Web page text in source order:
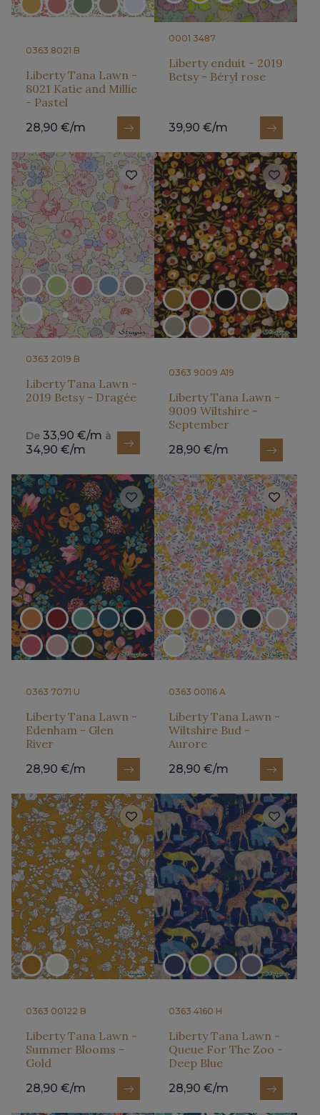
0363 8021 B
Liberty Tana Lawn -
8021 Katie and Millie
- Pastel
28,90 €/m
0001 3487
Liberty enduit - 2019
Betsy - Béryl rose
39,90 €/m
0363 2019 B
Liberty Tana Lawn -
2019 Betsy - Dragée
De 33,90 €/m à
34,90 €/m
0363 9009 A19
Liberty Tana Lawn -
9009 Wiltshire -
September
28,90 €/m
0363 7071 U
Liberty Tana Lawn -
Edenham - Glen
River
28,90 €/m
0363 00116 A
Liberty Tana Lawn -
Wiltshire Bud -
Aurore
28,90 €/m
0363 00122 B
Liberty Tana Lawn -
Summer Blooms -
Gold
28,90 €/m
0363 4160 H
Liberty Tana Lawn -
Queue For The Zoo -
Deep Blue
28,90 €/m